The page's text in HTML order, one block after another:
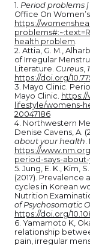
1. Period problems |
Office On
https://
health problem.
2. Attia, G. M.,
of Irregular
Literature. Cureus,
https://doi.org/
3. Mayo Clinic.
Mayo Clinic.
lifestyle/womens-
20047186
4. Northwestern
Denise Cavens, A.
about your health.
https://
period-says-
5. Jung, E. K., Kim,
(2017).
cycles in Korean
Nutrition
of Psychosomatic
https://doi.org/
6. Yamamoto K,
relationship
pain, irregular